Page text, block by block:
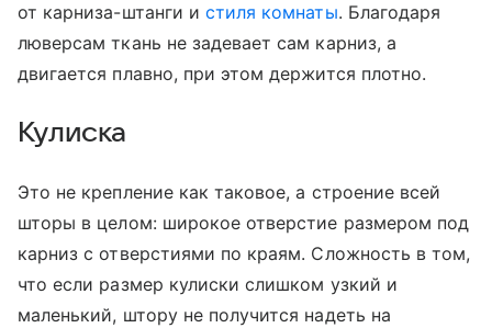
от карниза-штанги и стиля комнаты. Благодаря
люверсам ткань не задевает сам карниз, а
двигается плавно, при этом держится плотно.
Кулиска
Это не крепление как таковое, а строение всей
шторы в целом: широкое отверстие размером под
карниз с отверстиями по краям. Сложность в том,
что если размер кулиски слишком узкий и
маленький, штору не получится надеть на